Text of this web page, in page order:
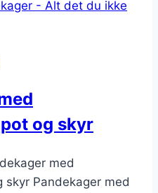
og skyr
med
skyr Pandekager med